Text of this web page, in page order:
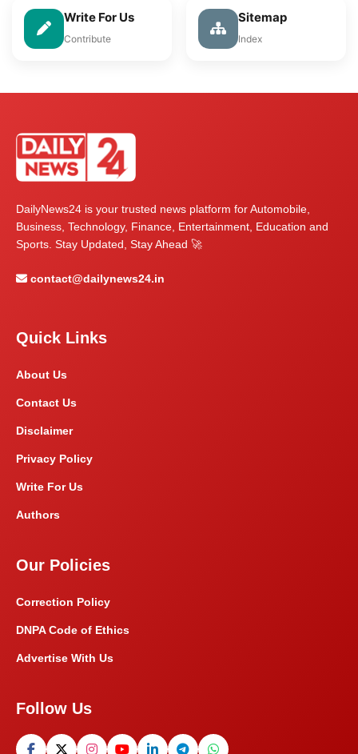
Write For Us
Contribute
Sitemap
Index
DailyNews24 is your trusted news platform for Automobile,
Business, Technology, Finance, Entertainment, Education and
Sports. Stay Updated, Stay Ahead 🚀
contact@dailynews24.in
Quick Links
About Us
Contact Us
Disclaimer
Privacy Policy
Write For Us
Authors
Our Policies
Correction Policy
DNPA Code of Ethics
Advertise With Us
Follow Us